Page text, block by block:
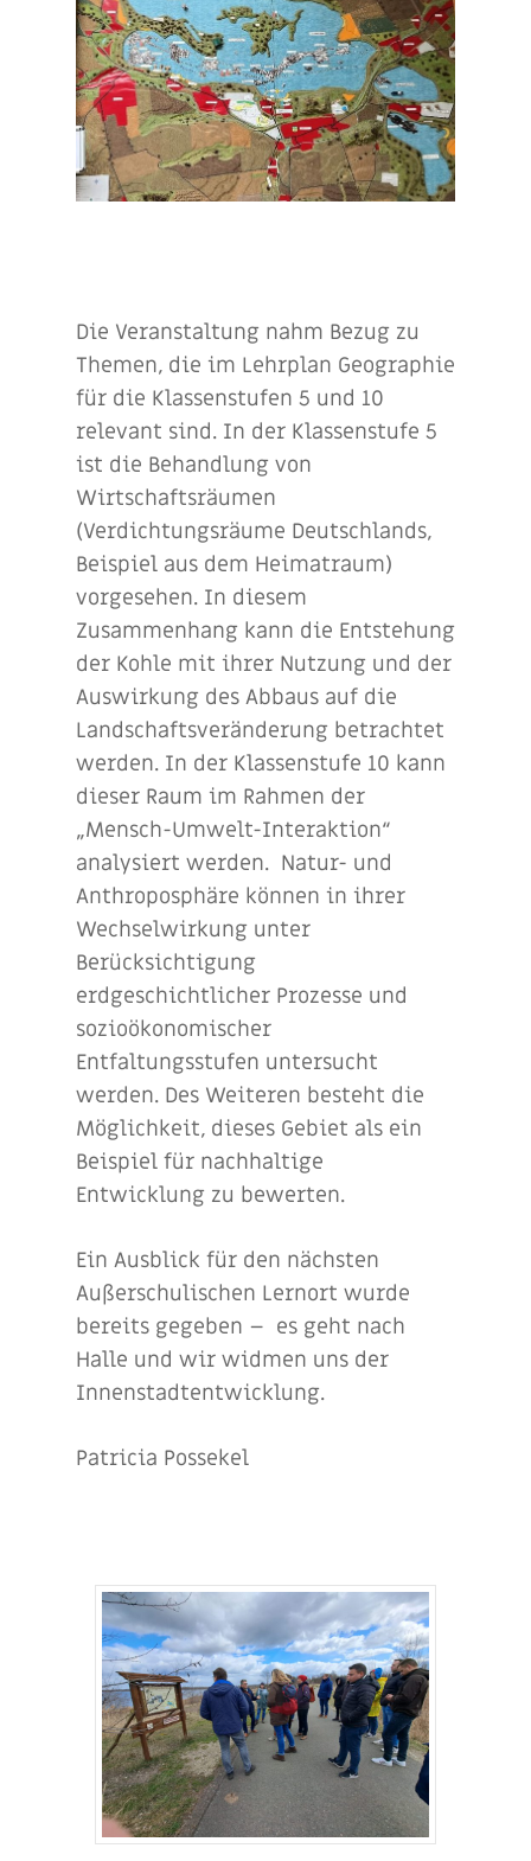
Die Veranstaltung nahm Bezug zu
Themen, die im Lehrplan Geographie
für die Klassenstufen 5 und 10
relevant sind. In der Klassenstufe 5
ist die Behandlung von
Wirtschaftsräumen
(Verdichtungsräume Deutschlands,
Beispiel aus dem Heimatraum)
vorgesehen. In diesem
Zusammenhang kann die Entstehung
der Kohle mit ihrer Nutzung und der
Auswirkung des Abbaus auf die
Landschaftsveränderung betrachtet
werden. In der Klassenstufe 10 kann
dieser Raum im Rahmen der
„Mensch-Umwelt-Interaktion“
analysiert werden. Natur- und
Anthroposphäre können in ihrer
Wechselwirkung unter
Berücksichtigung
erdgeschichtlicher Prozesse und
sozioökonomischer
Entfaltungsstufen untersucht
werden. Des Weiteren besteht die
Möglichkeit, dieses Gebiet als ein
Beispiel für nachhaltige
Entwicklung zu bewerten.
Ein Ausblick für den nächsten
Außerschulischen Lernort wurde
bereits gegeben – es geht nach
Halle und wir widmen uns der
Innenstadtentwicklung.
Patricia Possekel